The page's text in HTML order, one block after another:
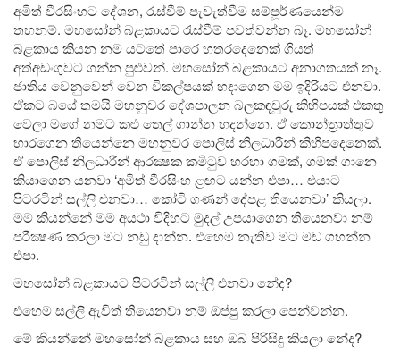
අමිත් වීරසිංහට දේශන, රැස්වීම් පැවැත්වීම සම්පූර්ණයෙන්ම
තහනම්. මහසෝන් බළකායට රැස්වීම් පවත්වන්න බෑ. මහසෝන්
බළකාය කියන නම යටතේ පාරෙ හතරදෙනෙක් ගියත්
අත්අඩංගුවට ගන්න පුළුවන්. මහසෝන් බළකායට අනාගතයක් නෑ.
ජාතිය වෙනුවෙන් වෙන විකල්පයක් හදාගෙන මම ඉදිරියට එනවා.
ඒකට බයේ තමයි මහනුවර දේශපාලන බලකඳවුරු කිහිපයක් එකතු
වෙලා මගේ නමට කළු තෙල් ගාන්න හදන්නෙ. ඒ කොන්ත‍්‍රාත්තුව
භාරගෙන තියෙන්නෙ මහනුවර පොලිස් නිලධාරීන් කිහිපදෙනෙක්.
ඒ පොලිස් නිලධාරීන් ආරක්‍ෂක කමිටුව හරහා ගමක්, ගමක් ගානෙ
කියාගෙන යනවා ‘අමිත් වීරසිංහ ළඟට යන්න එපා… එයාට
පිටරටින් සල්ලි එනවා… කෝටි ගණන් දේපළ තියෙනවා’ කියලා.
මම කියන්නේ මම අයථා විදිහට මුදල් උපයාගෙන තියෙනවා නම්
පරීක්‍ෂණ කරලා මට නඩු දාන්න. එහෙම නැතිව මට මඩ ගහන්න
එපා.
මහසෝන් බළකායට පිටරටින් සල්ලි එනවා නේද?
එහෙම සල්ලි ඇවිත් තියෙනවා නම් ඔප්පු කරලා පෙන්වන්න.
මේ කියන්නේ මහසෝන් බළකාය සහ ඔබ පිරිසිදු කියලා නේද?